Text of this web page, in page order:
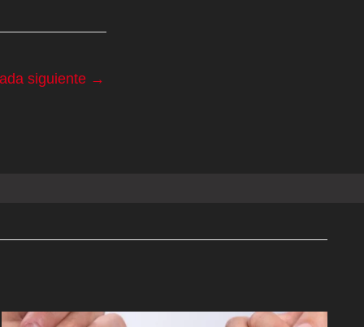
siguiente →